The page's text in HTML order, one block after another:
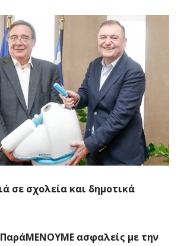
σε σχολεία και δημοτικά
ασφαλείς με την